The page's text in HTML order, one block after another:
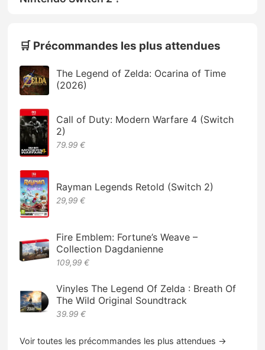
🛒 Précommandes les plus attendues
The Legend of Zelda: Ocarina of Time
(2026)
Call of Duty: Modern Warfare 4 (Switch
2)
79.99 €
Rayman Legends Retold (Switch 2)
29,99 €
Fire Emblem: Fortune’s Weave –
Collection Dagdanienne
109,99 €
Vinyles The Legend Of Zelda : Breath Of
The Wild Original Soundtrack
39.99 €
Voir toutes les précommandes les plus attendues →